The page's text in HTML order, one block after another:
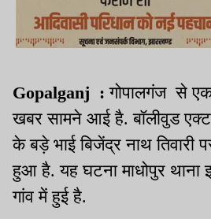
Gopalganj : गोपालगंज से
खबर सामने आई है. बॉलीवुड
के बड़े भाई बिजेंद्र नाथ तिवारी
हुआ है. यह घटना माधोपुर
गांव में हुई है.